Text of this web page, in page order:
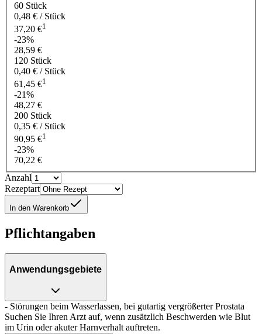
60 Stück
0,48 € / Stück
37,20 €1
-23%
28,59 €
120 Stück
0,40 € / Stück
61,45 €1
-21%
48,27 €
200 Stück
0,35 € / Stück
90,95 €1
-23%
70,22 €
Anzahl
Rezeptart
In den Warenkorb
Pflichtangaben
Anwendungsgebiete
- Störungen beim Wasserlassen, bei gutartig vergrößerter Prostata
Suchen Sie Ihren Arzt auf, wenn zusätzlich Beschwerden wie Blut
im Urin oder akuter Harnverhalt auftreten.